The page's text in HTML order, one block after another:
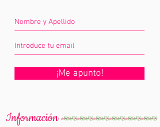
¡Me apunto!
Información